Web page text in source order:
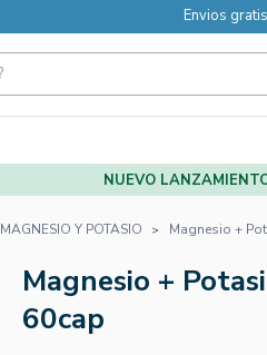
Envios
NUEVO
MAGNESIO Y POTASIO Magnesio +
Magnesio +
60cap